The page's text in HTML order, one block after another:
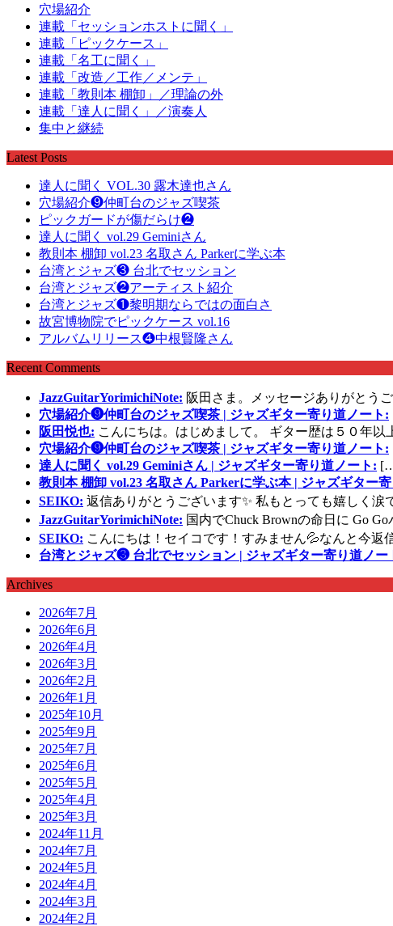
穴場紹介
連載「セッションホストに聞く」
連載「ピックケース」
連載「名工に聞く」
連載「改造／工作／メンテ」
連載「教則本 棚卸」／理論の外
連載「達人に聞く」／演奏人
集中と継続
Latest Posts
達人に聞く VOL.30 露木達也さん
穴場紹介❾仲町台のジャズ喫茶
ピックガードが傷だらけ❷
達人に聞く vol.29 Geminiさん
教則本 棚卸 vol.23 名取さん Parkerに学ぶ本
台湾とジャズ❸ 台北でセッション
台湾とジャズ❷アーティスト紹介
台湾とジャズ❶黎明期ならではの面白さ
故宮博物院でピックケース vol.16
アルバムリリース❹中根賢隆さん
Recent Comments
JazzGuitarYorimichiNote: 阪田さま。メッセージありがとう
穴場紹介❾仲町台のジャズ喫茶 | ジャズギター寄り道ノート:
阪田悦也: こんにちは。はじめまして。 ギター歴は５０年以
穴場紹介❾仲町台のジャズ喫茶 | ジャズギター寄り道ノート:
達人に聞く vol.29 Geminiさん | ジャズギター寄り道ノート:
教則本 棚卸 vol.23 名取さん Parkerに学ぶ本 | ジャズギター
SEIKO: 返信ありがとうございます✨ 私もとっても嬉しく涙
JazzGuitarYorimichiNote: 国内でChuck Brownの命日に Go
SEIKO: こんにちは！セイコです！すみません💦なんと今返
台湾とジャズ❸ 台北でセッション | ジャズギター寄り道ノー
Archives
2026年7月
2026年6月
2026年4月
2026年3月
2026年2月
2026年1月
2025年10月
2025年9月
2025年7月
2025年6月
2025年5月
2025年4月
2025年3月
2024年11月
2024年7月
2024年5月
2024年4月
2024年3月
2024年2月